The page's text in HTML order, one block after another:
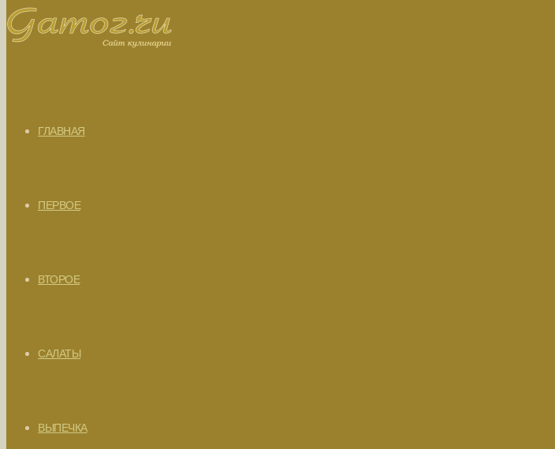
ГЛАВНАЯ
ПЕРВОЕ
ВТОРОЕ
САЛАТЫ
ВЫПЕЧКА